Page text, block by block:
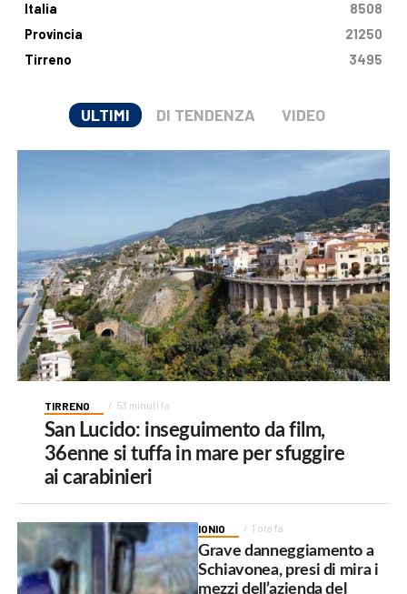
Italia
8508
Provincia
21250
Tirreno
3495
ULTIMI DI TENDENZA VIDEO
TIRRENO 53 minuti fa
San Lucido: inseguimento da film,
36enne si tuffa in mare per sfuggire
ai carabinieri
IONIO 1 ora fa
Grave danneggiamento a
Schiavonea, presi di mira i
mezzi dell’azienda del